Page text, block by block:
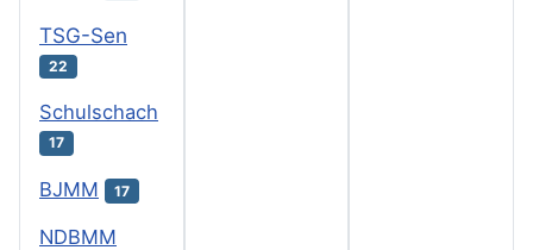
TSG-Sen
22
Schulschach
17
BJMM 17
NDBMM